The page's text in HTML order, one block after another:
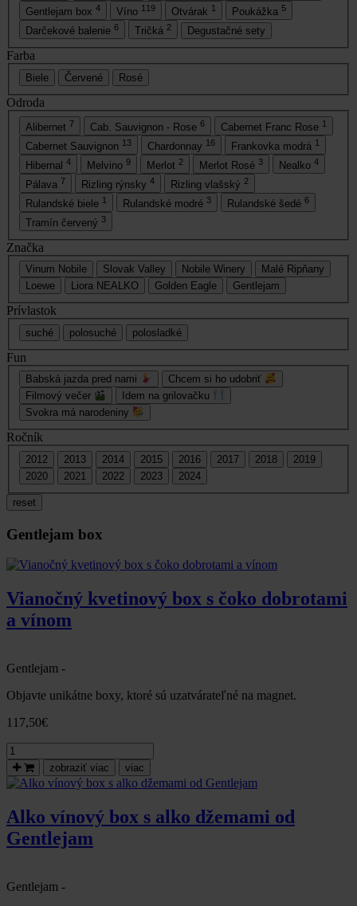
Gentlejam box 4 Víno 119 Otvárak 1 Poukážka 5
Darčekové balenie 6 Tričká 2 Degustačné sety
Farba
Biele Červené Rosé
Odroda
Alibernet 7 Cab. Sauvignon - Rose 6 Cabernet Franc Rose 1
Cabernet Sauvignon 13 Chardonnay 16 Frankovka modrá 1
Hibernal 4 Melvino 9 Merlot 2 Merlot Rosé 3 Nealko 4
Pálava 7 Rizling rýnsky 4 Rizling vlašský 2
Rulandské biele 1 Rulandské modré 3 Rulandské šedé 6
Tramín červený 3
Značka
Vinum Nobile Slovak Valley Nobile Winery
Malé Ripňany
Loewe
Liora NEALKO Golden Eagle Gentlejam
Prívlastok
suché polosuché polosladké
Fun
Babská jazda pred nami
Chcem si ho udobriť
Filmový večer
Idem na grilovačku
Svokra má narodeniny
Ročník
2012 2013 2014 2015 2016 2017 2018
2019
2020
2021 2022 2023 2024
reset
Gentlejam box
Vianočný kvetinový box s čoko dobrotami
a vínom
Gentlejam -
Objavte unikátne boxy, ktoré sú uzatvárateľné na magnet.
117,50€
množstvo
Vianočný
kvetinový
box
čoko
dobrotami
a
zobraziť viac viac
Alko vínový box s alko džemami od
Gentlejam
Gentlejam -